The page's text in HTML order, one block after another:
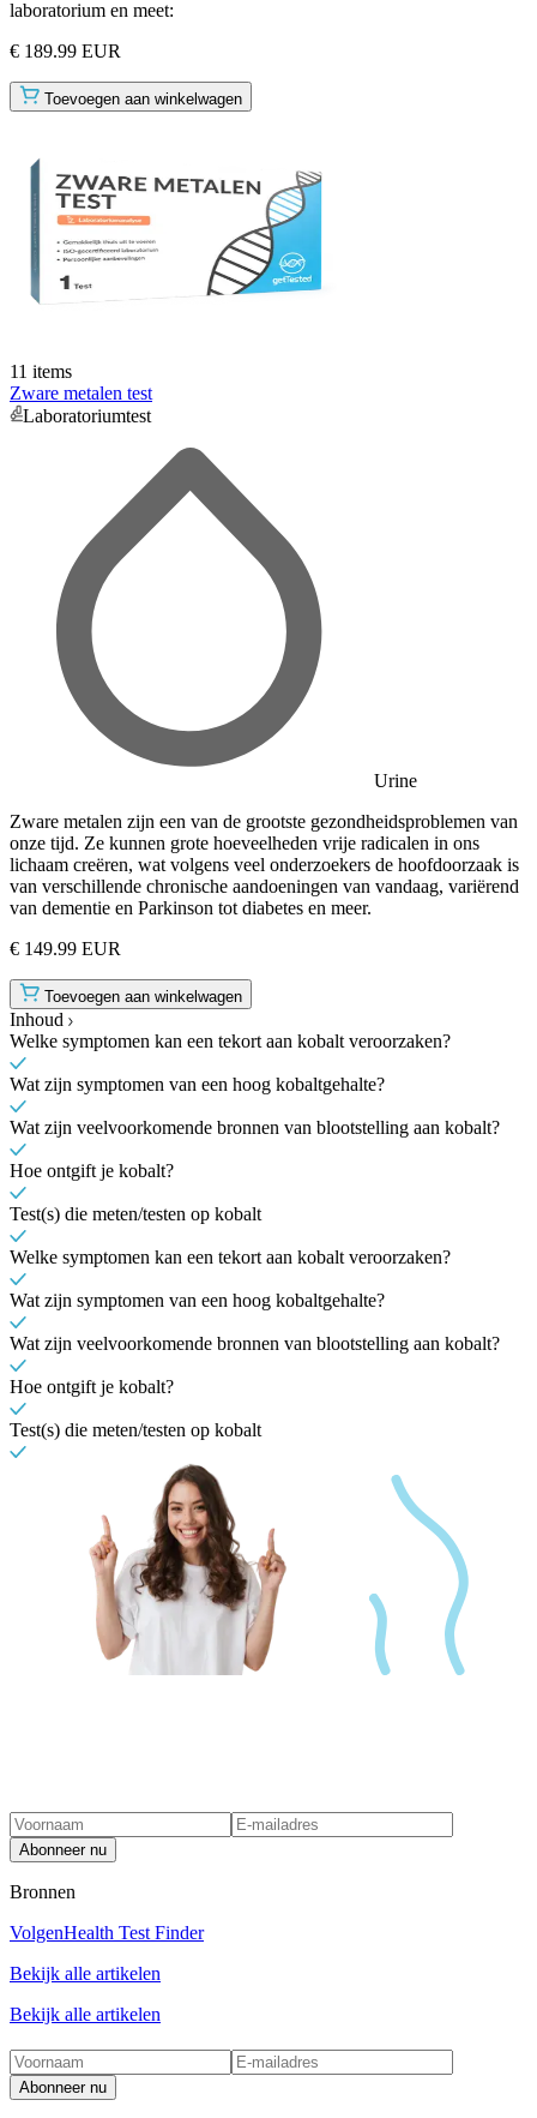
laboratorium en meet:
€ 189.99 EUR
Toevoegen aan winkelwagen
11 items
Zware metalen test
Laboratoriumtest
Urine
Zware metalen zijn een van de grootste gezondheidsproblemen van
onze tijd. Ze kunnen grote hoeveelheden vrije radicalen in ons
lichaam creëren, wat volgens veel onderzoekers de hoofdoorzaak is
van verschillende chronische aandoeningen van vandaag, variërend
van dementie en Parkinson tot diabetes en meer.
€ 149.99 EUR
Toevoegen aan winkelwagen
Inhoud
Welke symptomen kan een tekort aan kobalt veroorzaken?
Wat zijn symptomen van een hoog kobaltgehalte?
Wat zijn veelvoorkomende bronnen van blootstelling aan kobalt?
Hoe ontgift je kobalt?
Test(s) die meten/testen op kobalt
Welke symptomen kan een tekort aan kobalt veroorzaken?
Wat zijn symptomen van een hoog kobaltgehalte?
Wat zijn veelvoorkomende bronnen van blootstelling aan kobalt?
Hoe ontgift je kobalt?
Test(s) die meten/testen op kobalt
Abonneer nu
Bronnen
VolgenHealth Test Finder
Bekijk alle artikelen
Bekijk alle artikelen
Abonneer nu